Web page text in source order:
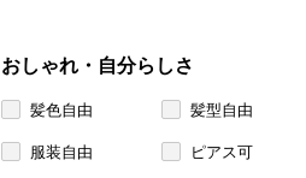
おしゃれ・自分らしさ
髪色自由 髪型自由
服装自由 ピアス可